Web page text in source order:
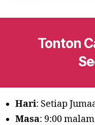
Tonton
Hari: Setiap
Masa: 9:00 malam